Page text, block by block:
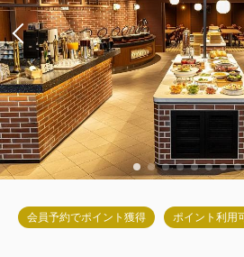
詳細
会員予約でポイント獲得 ポイント利用